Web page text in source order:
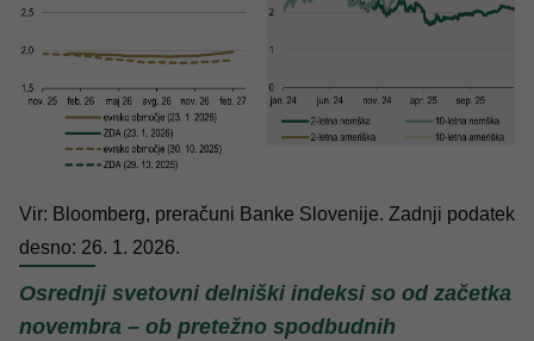
Vir: Bloomberg, preračuni Banke Slovenije. Zadnji podatek
desno: 26. 1. 2026.
Osrednji svetovni delniški indeksi so od začetka
novembra – ob pretežno spodbudnih